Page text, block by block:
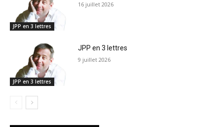
JPP en 3 lettres
16 juillet 2026
JPP en 3 lettres
JPP en 3 lettres
9 juillet 2026